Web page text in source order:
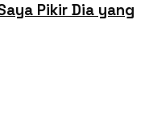
Pikir Dia yang